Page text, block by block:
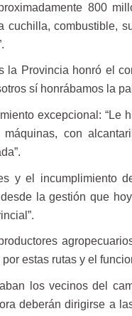
800
cuchilla, combustible,
la Provincia honró el
sí honrábamos la
excepcional: “Le
con
y el incumplimiento
la gestión que
estas rutas y el
los vecinos del
deberán dirigirse a